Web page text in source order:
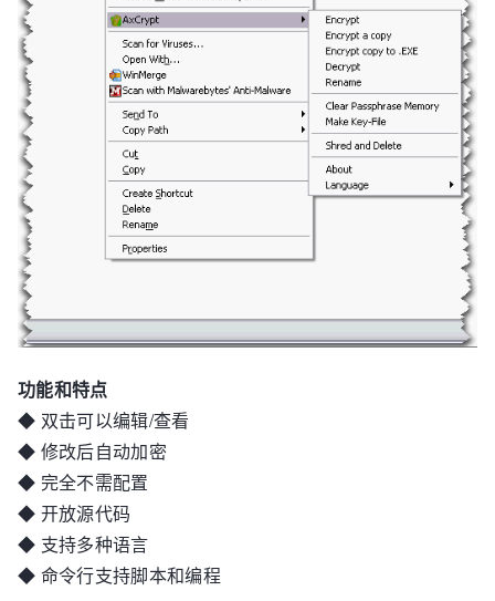
功能和特点
◆ 双击可以编辑/查看
◆ 修改后自动加密
◆ 完全不需配置
◆ 开放源代码
◆ 支持多种语言
◆ 命令行支持脚本和编程